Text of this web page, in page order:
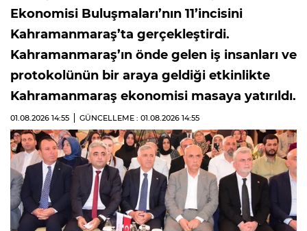
Ekonomisi Buluşmaları’nın 11’incisini
Kahramanmaraş’ta gerçekleştirdi.
Kahramanmaraş’ın önde gelen iş insanları ve
protokolünün bir araya geldiği etkinlikte
Kahramanmaraş ekonomisi masaya yatırıldı.
01.08.2026 14:55 GÜNCELLEME : 01.08.2026 14:55